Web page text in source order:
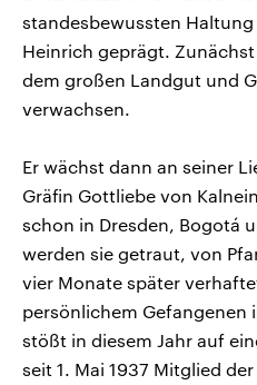
standesbewussten
Heinrich geprägt.
dem großen Landgut und
verwachsen.
Er wächst dann an seiner
Gräfin Gottliebe von
schon in Dresden, Bogotá
werden sie getraut, von
vier Monate später
persönlichem Gefangenen
stößt in diesem Jahr auf
seit 1. Mai 1937 Mitglied